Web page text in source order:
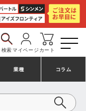
検索マイページ カート
業種 コラム